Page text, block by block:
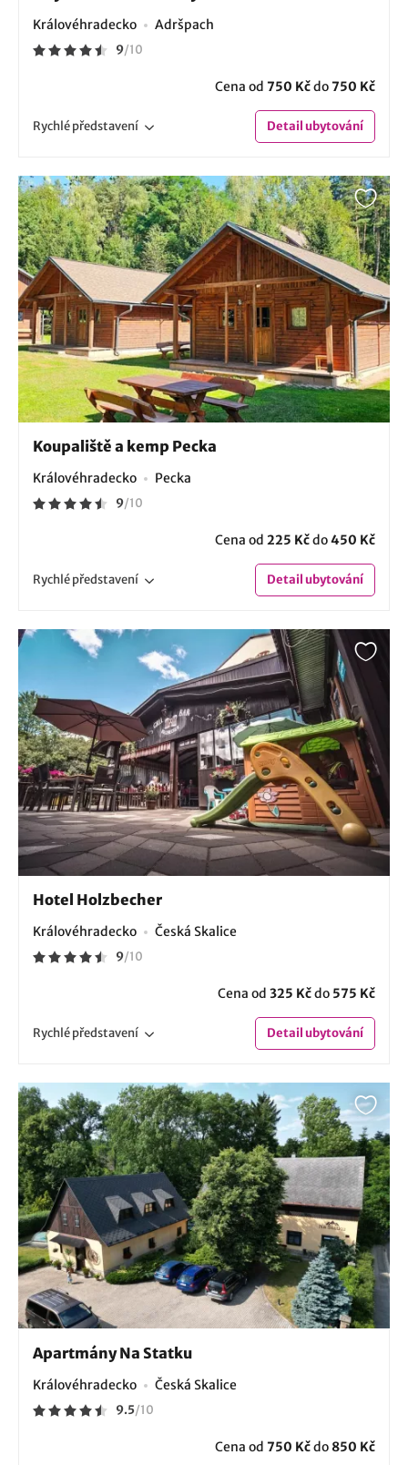
Královéhradecko Adršpach
9/10
Cena od 750 Kčdo750 Kč
Rychlépředstavení Detailubytování
Koupaliště a kemp Pecka
Královéhradecko Pecka
9/10
Cena od 225 Kčdo450 Kč
Rychlépředstavení Detailubytování
Hotel Holzbecher
Královéhradecko Česká Skalice
9/10
Cena od 325 Kčdo 575 Kč
Rychlépředstavení Detailubytování
Apartmány Na Statku
Královéhradecko Česká Skalice
9.5/10
Cena od 750 Kčdo 850 Kč